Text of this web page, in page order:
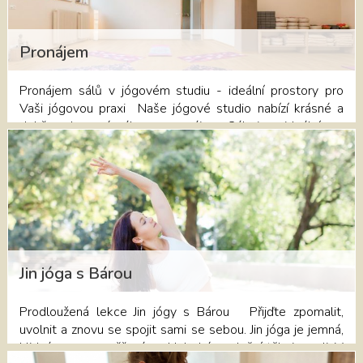
si své místo v "Rozvrhu
lekcí" https://dumjogypribram.cz/#rozvrh-lekci nebo v
recepci Domu jógy na telefonním čísle 730 132 177.
Pronájem
Pronájem sálů v jógovém studiu - ideální prostory pro
Vaši jógovou praxi Naše jógové studio nabízí krásné a
dobře vybavené sály pro pronájem. Sály jsou ideální pro
jednotlivce, instruktory jógy a skupiny hledající klidné a
pohodlné prostředí pro cvičení jógy, přednášky, terapie i
workshopy. Máte-li také zájem o pronájem sálu, zjistěte
více informací zde nebo kontaktujte recepci.
Jin jóga s Bárou
Prodloužená lekce Jin jógy s Bárou Přijďte zpomalit,
uvolnit a znovu se spojit sami se sebou. Jin jóga je jemná,
klidná praxe zaměřená na hluboké uvolnění těla i mysli. V